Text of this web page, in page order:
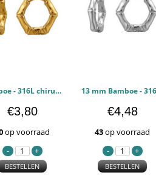
Bamboe - 316L chirurgisch roestvrij staal Oorbellen PCJW51291
€3,80
op voorraad
BESTELLEN
€4,48
43op voorraad
BESTELLEN